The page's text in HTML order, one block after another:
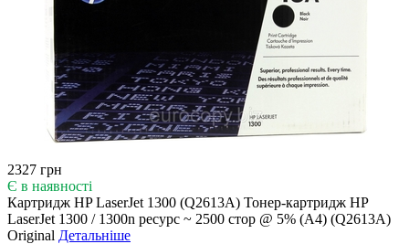
2327 грн
Є в наявності
Картридж HP LaserJet 1300 (Q2613A) Тонер-картридж HP
LaserJet 1300 / 1300n ресурс ~ 2500 стор @ 5% (A4) (Q2613A)
Original Детальніше